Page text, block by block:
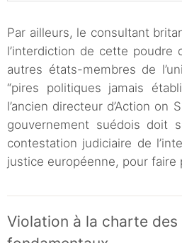
Par ailleurs, le consultant
l’interdiction de cette poudre
autres états-membres de
“pires politiques jamais
l’ancien directeur d’Action on
gouvernement suédois doit
contestation judiciaire de
justice européenne, pour faire
Violation à la charte